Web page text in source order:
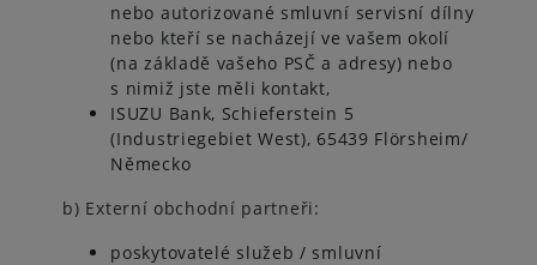
nebo autorizované smluvní servisní dílny
nebo kteří se nacházejí ve vašem okolí
(na základě vašeho PSČ a adresy) nebo
s nimiž jste měli kontakt,
ISUZU Bank, Schieferstein 5
(Industriegebiet West), 65439 Flörsheim/
Německo
b) Externí obchodní partneři:
poskytovatelé služeb / smluvní